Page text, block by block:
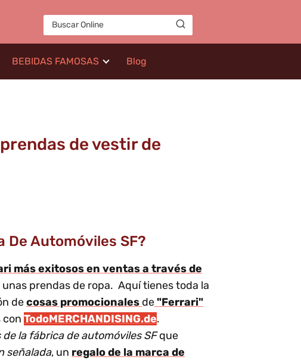
BEBIDAS FAMOSAS Blog
de vestir de
De Automóviles SF?
más exitosos en ventas a través de
prendas de ropa. Aquí tienes toda la
decosas promocionales de"Ferrari"
con TodoMERCHANDISING.de.
la fábrica de automóviles SFque
señalada, un regalo de la marca de